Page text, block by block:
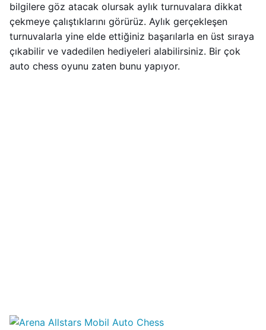
bilgilere göz atacak olursak aylık turnuvalara dikkat
çekmeye çalıştıklarını görürüz. Aylık gerçekleşen
turnuvalarla yine elde ettiğiniz başarılarla en üst sıraya
çıkabilir ve vadedilen hediyeleri alabilirsiniz. Bir çok
auto chess oyunu zaten bunu yapıyor.